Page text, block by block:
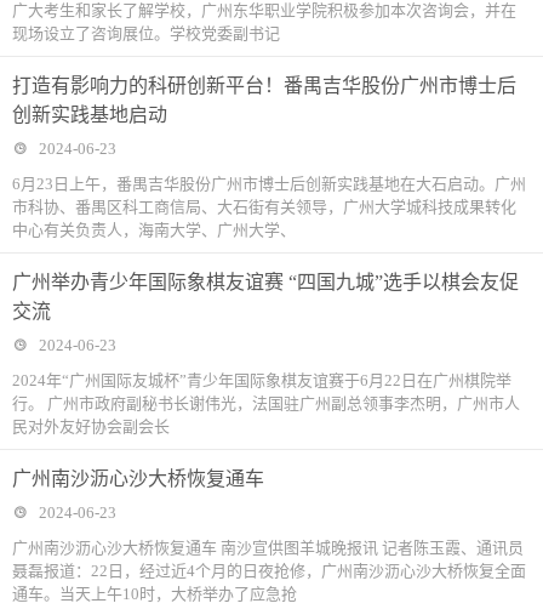
车换新最高补
广大考生和家长了解学校，广州东华职业学院积极参加本次咨询会，并在
现场设立了咨询展位。学校党委副书记
打造有影响力的科研创新平台！番禺吉华股份广州市博士后
创新实践基地启动
2024-06-23
6月23日上午，番禺吉华股份广州市博士后创新实践基地在大石启动。广州
市科协、番禺区科工商信局、大石街有关领导，广州大学城科技成果转化
中心有关负责人，海南大学、广州大学、
广州举办青少年国际象棋友谊赛 “四国九城”选手以棋会友促
交流
2024-06-23
2024年“广州国际友城杯”青少年国际象棋友谊赛于6月22日在广州棋院举
行。 广州市政府副秘书长谢伟光，法国驻广州副总领事李杰明，广州市人
民对外友好协会副会长
广州南沙沥心沙大桥恢复通车
2024-06-23
广州南沙沥心沙大桥恢复通车 南沙宣供图羊城晚报讯 记者陈玉霞、通讯员
聂磊报道：22日，经过近4个月的日夜抢修，广州南沙沥心沙大桥恢复全面
通车。当天上午10时，大桥举办了应急抢